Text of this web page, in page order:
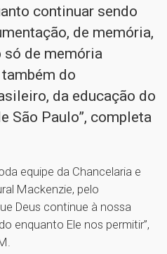
continuar sendo
de memória,
só de memória
do
da educação do
São Paulo”, completa
equipe da Chancelaria e
Mackenzie, pelo
Deus continue à nossa
enquanto Ele nos permitir”,